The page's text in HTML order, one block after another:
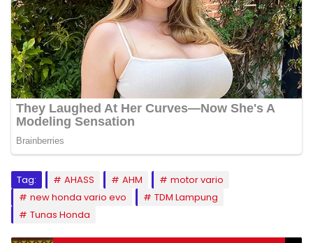
Tag: AHASS AHM
motor vario
new honda vario evo
TDM Lampung
Tunas Honda